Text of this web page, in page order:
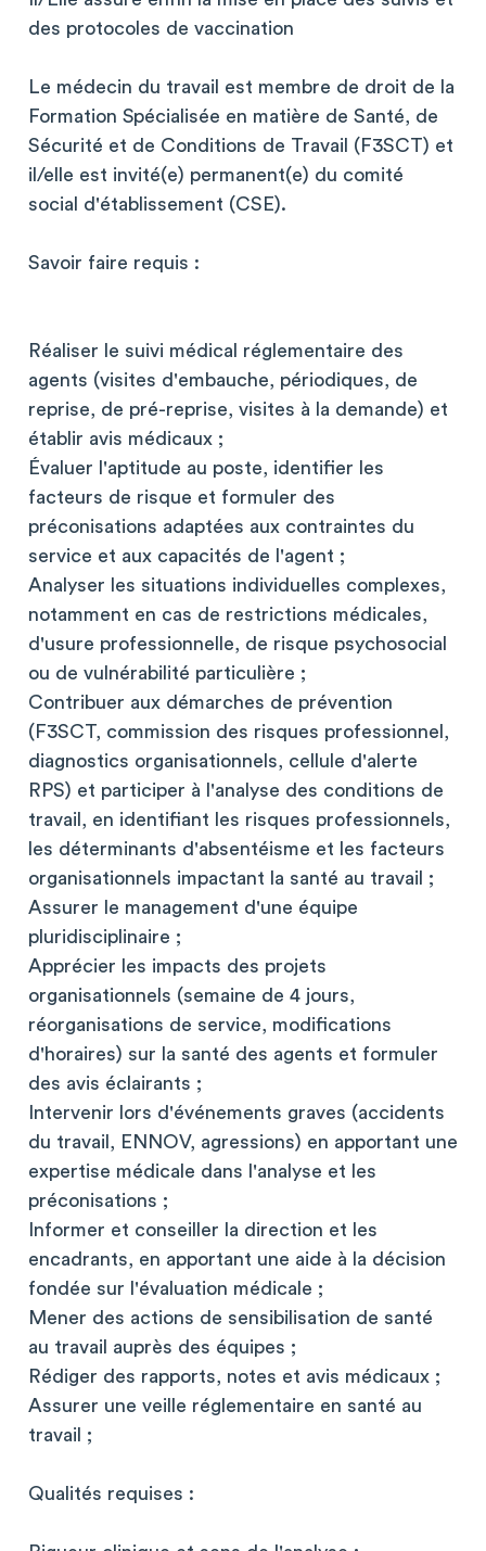
des protocoles de vaccination
Le médecin du travail est membre de droit de la
Formation Spécialisée en matière de Santé, de
Sécurité et de Conditions de Travail (F3SCT) et
il/elle est invité(e) permanent(e) du comité
social d'établissement (CSE).
Savoir faire requis :
Réaliser le suivi médical réglementaire des
agents (visites d'embauche, périodiques, de
reprise, de pré-reprise, visites à la demande) et
établir avis médicaux ;
Évaluer l'aptitude au poste, identifier les
facteurs de risque et formuler des
préconisations adaptées aux contraintes du
service et aux capacités de l'agent ;
Analyser les situations individuelles complexes,
notamment en cas de restrictions médicales,
d'usure professionnelle, de risque psychosocial
ou de vulnérabilité particulière ;
Contribuer aux démarches de prévention
(F3SCT, commission des risques professionnel,
diagnostics organisationnels, cellule d'alerte
RPS) et participer à l'analyse des conditions de
travail, en identifiant les risques professionnels,
les déterminants d'absentéisme et les facteurs
organisationnels impactant la santé au travail ;
Assurer le management d'une équipe
pluridisciplinaire ;
Apprécier les impacts des projets
organisationnels (semaine de 4 jours,
réorganisations de service, modifications
d'horaires) sur la santé des agents et formuler
des avis éclairants ;
Intervenir lors d'événements graves (accidents
du travail, ENNOV, agressions) en apportant une
expertise médicale dans l'analyse et les
préconisations ;
Informer et conseiller la direction et les
encadrants, en apportant une aide à la décision
fondée sur l'évaluation médicale ;
Mener des actions de sensibilisation de santé
au travail auprès des équipes ;
Rédiger des rapports, notes et avis médicaux ;
Assurer une veille réglementaire en santé au
travail ;
Qualités requises :